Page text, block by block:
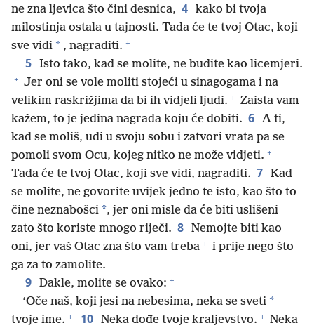
ne zna ljevica što čini desnica, 4 kako bi tvoja
milostinja ostala u tajnosti. Tada će te tvoj Otac, koji
sve vidi * , nagraditi. +
5 Isto tako, kad se molite, ne budite kao licemjeri.
+ Jer oni se vole moliti stojeći u sinagogama i na
velikim raskrižjima da bi ih vidjeli ljudi. + Zaista vam
kažem, to je jedina nagrada koju će dobiti. 6 A ti,
kad se moliš, uđi u svoju sobu i zatvori vrata pa se
pomoli svom Ocu, kojeg nitko ne može vidjeti. +
Tada će te tvoj Otac, koji sve vidi, nagraditi. 7 Kad
se molite, ne govorite uvijek jedno te isto, kao što to
čine neznabošci *, jer oni misle da će biti uslišeni
zato što koriste mnogo riječi. 8 Nemojte biti kao
oni, jer vaš Otac zna što vam treba + i prije nego što
ga za to zamolite.
9 Dakle, molite se ovako: +
‘Oče naš, koji jesi na nebesima, neka se sveti *
tvoje ime. + 10 Neka dođe tvoje kraljevstvo. + Neka